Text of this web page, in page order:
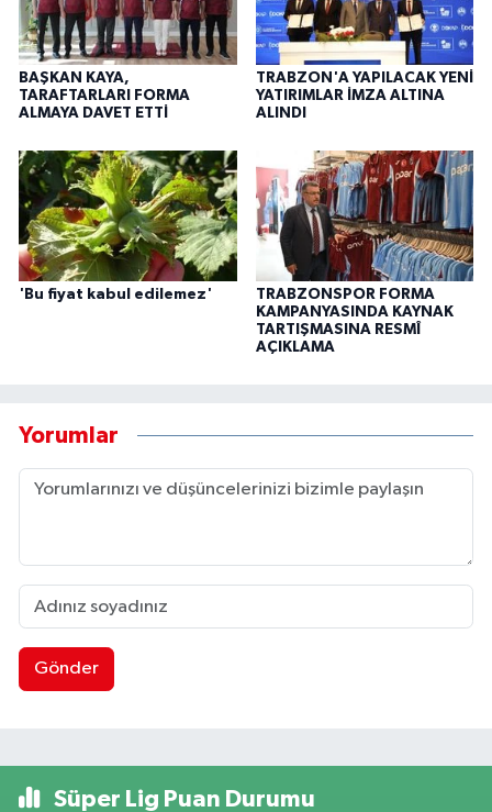
BAŞKAN KAYA,
TARAFTARLARI FORMA
ALMAYA DAVET ETTİ
TRABZON'A YAPILACAK YENİ
YATIRIMLAR İMZA ALTINA
ALINDI
'Bu fiyat kabul edilemez'
TRABZONSPOR FORMA
KAMPANYASINDA KAYNAK
TARTIŞMASINA RESMÎ
AÇIKLAMA
Yorumlar
Gönder
Süper Lig Puan Durumu